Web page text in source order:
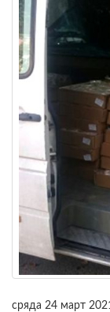
сряда 24 март